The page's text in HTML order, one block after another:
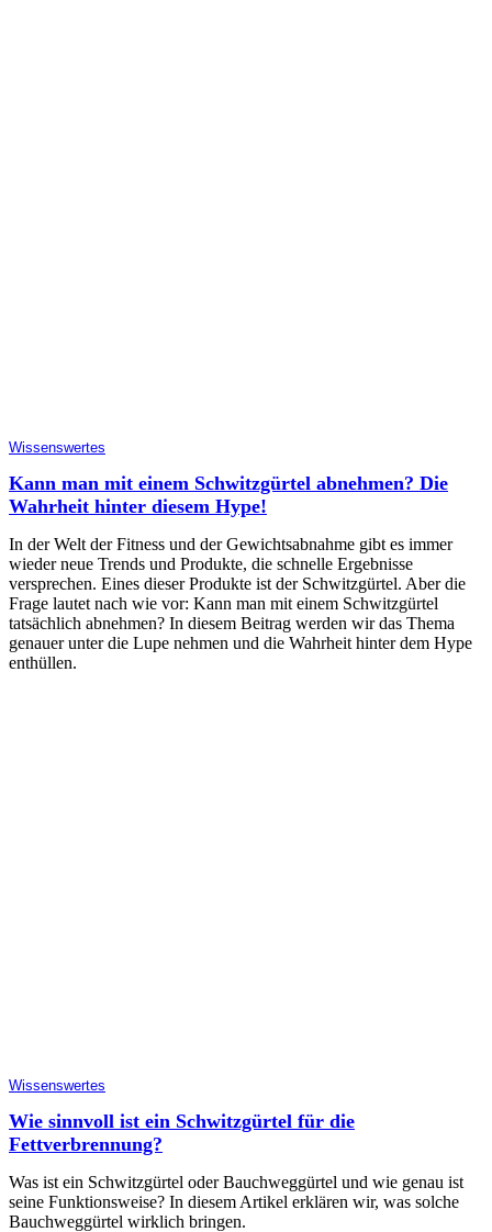
Wissenswertes
Kann man mit einem Schwitzgürtel abnehmen? Die
Wahrheit hinter diesem Hype!
In der Welt der Fitness und der Gewichtsabnahme gibt es immer
wieder neue Trends und Produkte, die schnelle Ergebnisse
versprechen. Eines dieser Produkte ist der Schwitzgürtel. Aber die
Frage lautet nach wie vor: Kann man mit einem Schwitzgürtel
tatsächlich abnehmen? In diesem Beitrag werden wir das Thema
genauer unter die Lupe nehmen und die Wahrheit hinter dem Hype
enthüllen.
Wissenswertes
Wie sinnvoll ist ein Schwitzgürtel für die
Fettverbrennung?
Was ist ein Schwitzgürtel oder Bauchweggürtel und wie genau ist
seine Funktionsweise? In diesem Artikel erklären wir, was solche
Bauchweggürtel wirklich bringen.